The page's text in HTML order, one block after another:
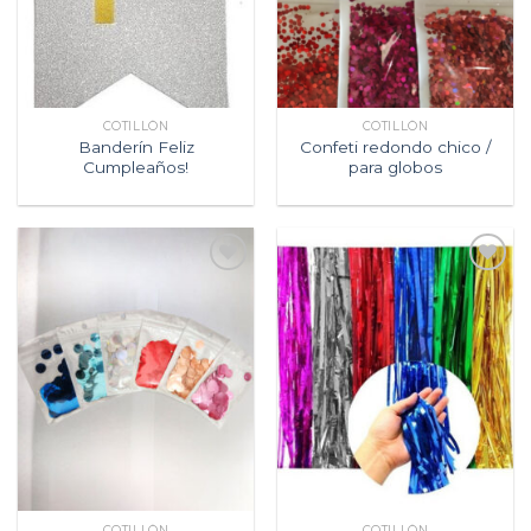
COTILLÓN
Banderín Feliz
Cumpleaños!
COTILLÓN
Confeti redondo chico /
para globos
lista de
deseos
Agregar
a la
lista de
deseos